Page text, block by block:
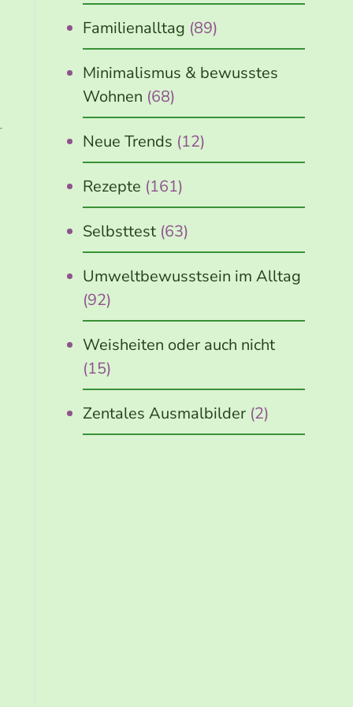
Familienalltag (89)
Minimalismus & bewusstes
Wohnen (68)
Neue Trends (12)
Rezepte (161)
Selbsttest(63)
Umweltbewusstsein im Alltag
(92)
Weisheiten oder auch nicht
(15)
Zentales Ausmalbilder(2)